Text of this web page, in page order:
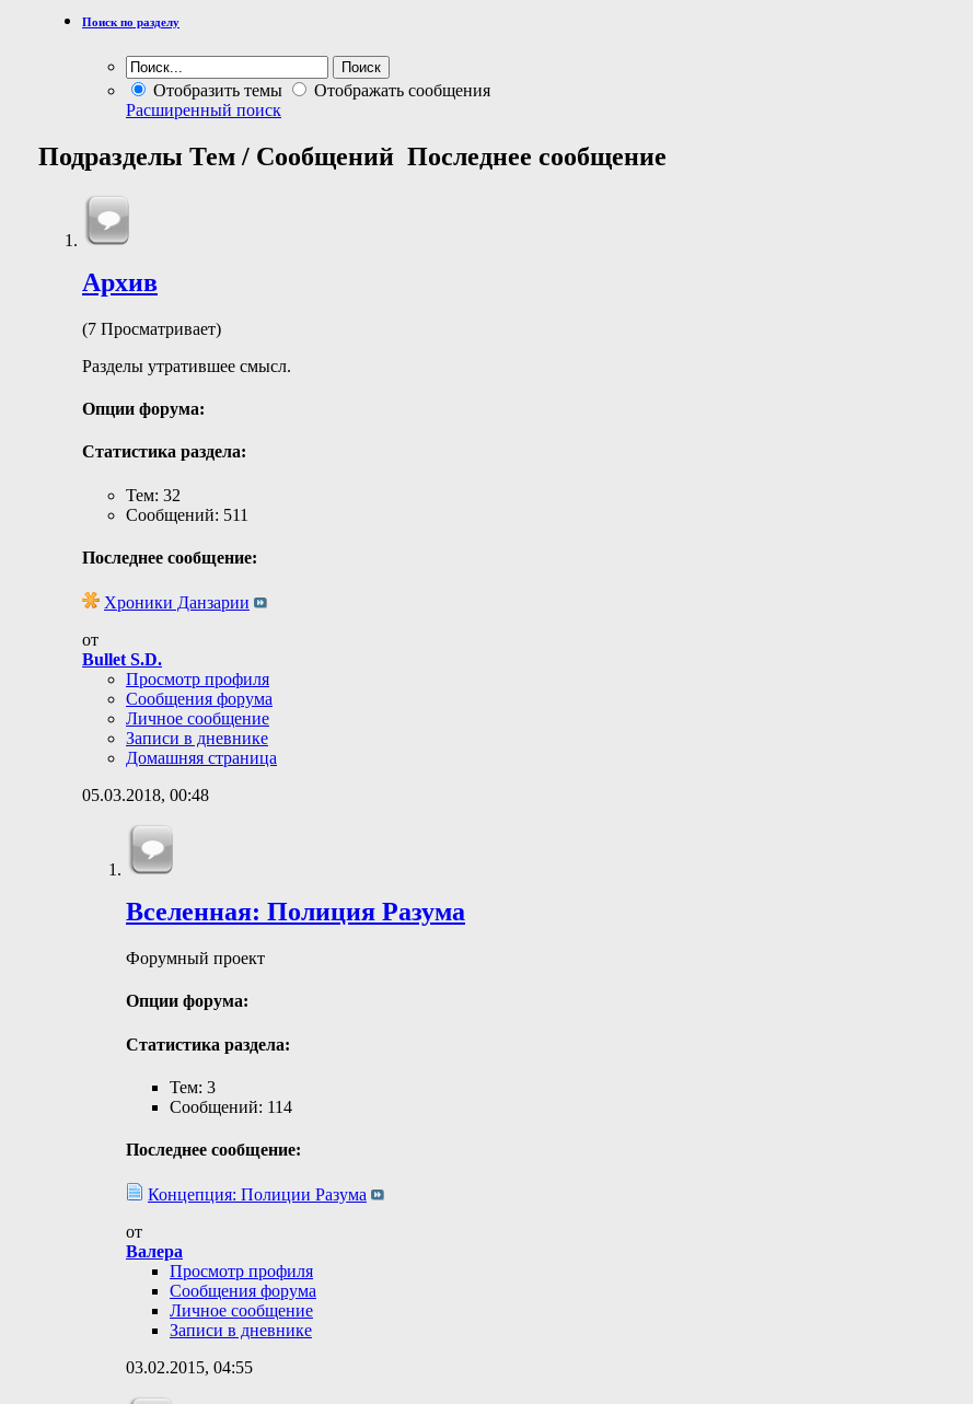
Поиск по разделу
Отобразить темы
Отображать сообщения
Расширенный поиск
Подразделы Тем / Сообщений Последнее сообщение
Архив
(7 Просматривает)
Разделы утратившее смысл.
Опции форума:
Статистика раздела:
Тем: 32
Сообщений: 511
Последнее сообщение:
Хроники Данзарии
от
Bullet S.D.
Просмотр профиля
Сообщения форума
Личное сообщение
Записи в дневнике
Домашняя страница
05.03.2018, 00:48
Вселенная: Полиция Разума
Форумный проект
Опции форума:
Статистика раздела:
Тем: 3
Сообщений: 114
Последнее сообщение:
Концепция: Полиции Разума
от
Валера
Просмотр профиля
Сообщения форума
Личное сообщение
Записи в дневнике
03.02.2015, 04:55